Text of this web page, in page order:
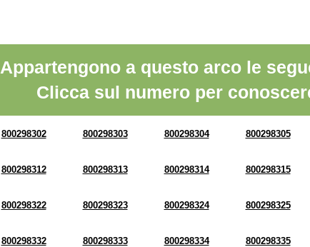
Appartengono a questo arco le
Clicca sul numero per
800298302 800298303 800298304 800298305
800298312 800298313 800298314 800298315
800298322 800298323 800298324 800298325
800298332 800298333 800298334 800298335